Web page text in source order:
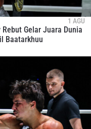
1 AGU
Gelar Juara Dunia
Baatarkhuu